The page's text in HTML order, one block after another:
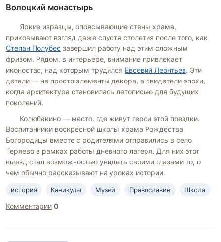
Волоцкий монастырь
Яркие изразцы, опоясывающие стены храма,
приковывают взгляд даже спустя столетия после того, как
Степан Полубес завершил работу над этим сложным
фризом. Рядом, в интерьере, внимание привлекает
иконостас, над которым трудился Евсевий Леонтьев. Эти
детали — не просто элементы декора, а свидетели эпохи,
когда архитектура становилась летописью для будущих
поколений.
Колюбакино — место, где живут герои этой поездки.
Воспитанники воскресной школы храма Рождества
Богородицы вместе с родителями отправились в село
Теряево в рамках работы дневного лагеря. Для них этот
выезд стал возможностью увидеть своими глазами то, о
чем обычно рассказывают на уроках истории.
история Каникулы Музей Православие Школа
Комментарии 0